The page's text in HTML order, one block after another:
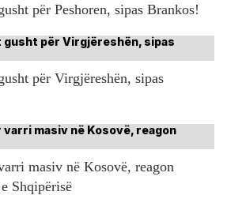
për Peshoren, sipas Brankos!
për Virgjëreshën, sipas
masiv në Kosovë, reagon
Shqipërisë